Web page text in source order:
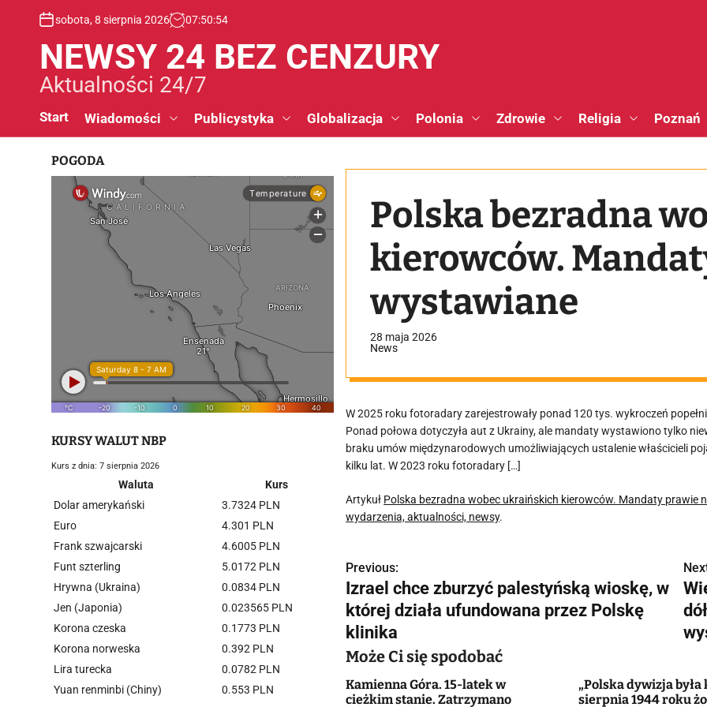
sobota, 8 sierpnia 2026 07:50:55
NEWSY 24 BEZ CENZURY
Aktualności 24/7
Start Wiadomości Publicystyka Globalizacja Polonia Zdrowie Religia Poznań
Polska bezradna
kierowców.
wystawiane
28 maja 2026
News
W 2025 roku fotoradary zarejestrowały ponad 120 tys. wykroczeń
Ponad połowa dotyczyła aut z Ukrainy, ale mandaty wystawiono tylko
braku umów międzynarodowych umożliwiających ustalenie właścicieli
kilku lat. W 2023 roku fotoradary […]
Artykuł Polska bezradna wobec ukraińskich kierowców. Mandaty prawie
wydarzenia, aktualności, newsy.
N
a
w
i
g
Previous:
Izrael chce zburzyć palestyńską wioskę, w
której działa ufundowana przez Polskę
klinika
Może Ci się spodobać
Kamienna Góra. 15-latek w
cieżkim stanie. Zatrzymano
„Polska dywizja
sierpnia 1944 roku
POGODA
KURSY WALUT NBP
Kurs z dnia: 7 sierpnia 2026
Waluta
Kurs
Dolar amerykański
3.7324 PLN
Euro
4.301 PLN
Frank szwajcarski
4.6005 PLN
Funt szterling
5.0172 PLN
Hrywna (Ukraina)
0.0834 PLN
Jen (Japonia)
0.023565 PLN
Korona czeska
0.1773 PLN
Korona norweska
0.392 PLN
Lira turecka
0.0782 PLN
Yuan renminbi (Chiny)
0.553 PLN